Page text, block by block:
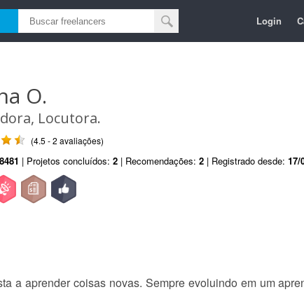
Login
O.
Locutora.
(4.5 - 2 avaliações)
8481 | Projetos concluídos: 2 | Recomendações: 2 | Registrado desde: 17/
a aprender coisas novas. Sempre evoluindo em um